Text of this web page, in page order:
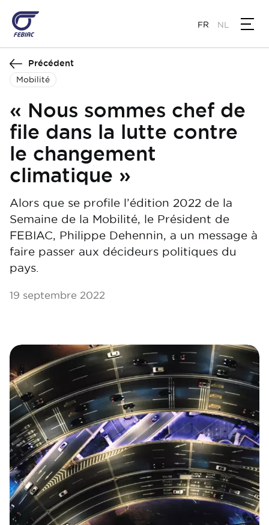
contenu
principal
FR NL
Précédent
Mobilité
« Nous sommes chef de
file dans la lutte contre
le changement
climatique »
Alors que se profile l’édition 2022 de la
Semaine de la Mobilité, le Président de
FEBIAC, Philippe Dehennin, a un message à
faire passer aux décideurs politiques du
pays.
19 septembre 2022